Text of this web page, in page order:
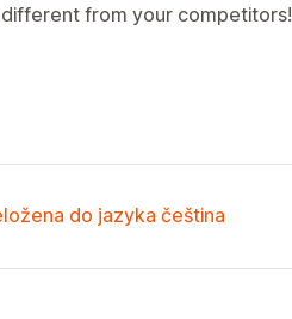
from your competitors!
do jazyka čeština